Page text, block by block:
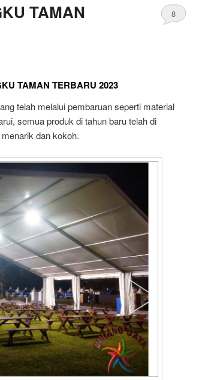
TAMAN
8
TAMAN TERBARU 2023
telah melalui pembaruan seperti material
semua produk di tahun baru telah di
dan kokoh.